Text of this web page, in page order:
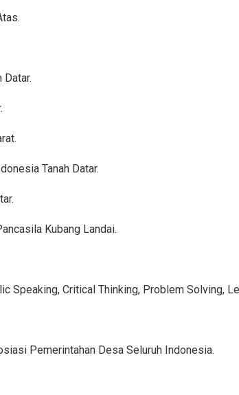
Datar.
Tanah Datar.
Kubang Landai.
Speaking, Critical Thinking, Problem Solving,
Pemerintahan Desa Seluruh Indonesia.